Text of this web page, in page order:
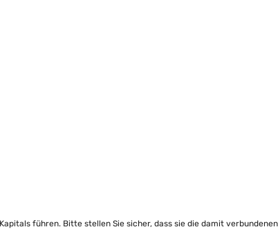
führen. Bitte stellen Sie sicher, dass sie die damit